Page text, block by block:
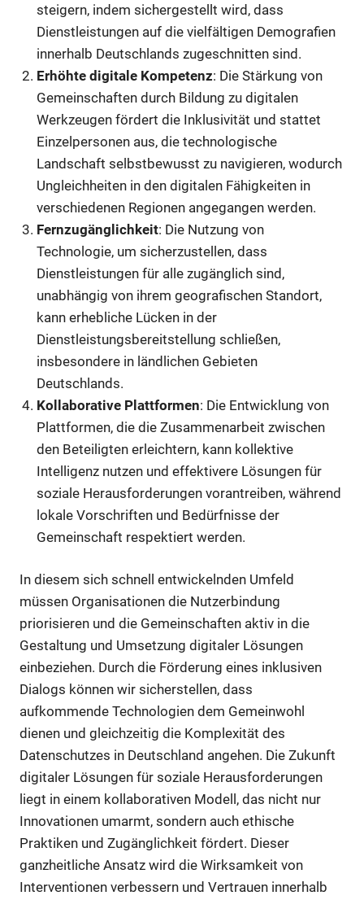
steigern, indem sichergestellt wird, dass
Dienstleistungen auf die vielfältigen Demografien
innerhalb Deutschlands zugeschnitten sind.
Erhöhte digitale Kompetenz: Die Stärkung von
Gemeinschaften durch Bildung zu digitalen
Werkzeugen fördert die Inklusivität und stattet
Einzelpersonen aus, die technologische
Landschaft selbstbewusst zu navigieren, wodurch
Ungleichheiten in den digitalen Fähigkeiten in
verschiedenen Regionen angegangen werden.
Fernzugänglichkeit: Die Nutzung von
Technologie, um sicherzustellen, dass
Dienstleistungen für alle zugänglich sind,
unabhängig von ihrem geografischen Standort,
kann erhebliche Lücken in der
Dienstleistungsbereitstellung schließen,
insbesondere in ländlichen Gebieten
Deutschlands.
Kollaborative Plattformen: Die Entwicklung von
Plattformen, die die Zusammenarbeit zwischen
den Beteiligten erleichtern, kann kollektive
Intelligenz nutzen und effektivere Lösungen für
soziale Herausforderungen vorantreiben, während
lokale Vorschriften und Bedürfnisse der
Gemeinschaft respektiert werden.
In diesem sich schnell entwickelnden Umfeld
müssen Organisationen die Nutzerbindung
priorisieren und die Gemeinschaften aktiv in die
Gestaltung und Umsetzung digitaler Lösungen
einbeziehen. Durch die Förderung eines inklusiven
Dialogs können wir sicherstellen, dass
aufkommende Technologien dem Gemeinwohl
dienen und gleichzeitig die Komplexität des
Datenschutzes in Deutschland angehen. Die Zukunft
digitaler Lösungen für soziale Herausforderungen
liegt in einem kollaborativen Modell, das nicht nur
Innovationen umarmt, sondern auch ethische
Praktiken und Zugänglichkeit fördert. Dieser
ganzheitliche Ansatz wird die Wirksamkeit von
Interventionen verbessern und Vertrauen innerhalb